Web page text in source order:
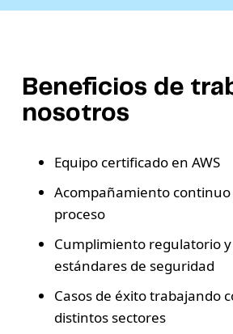
Beneficios de
nosotros
Equipo certificado en AWS
Acompañamiento
proceso
Cumplimiento regulatorio
estándares de seguridad
Casos de éxito trabajando
distintos sectores